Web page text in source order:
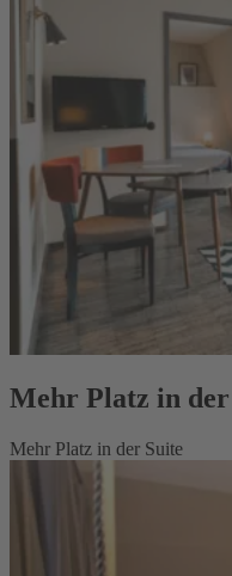
Mehr Platz in der
Mehr Platz in der Suite